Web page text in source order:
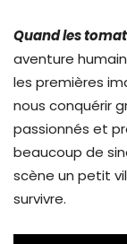
Quand les
aventure
les premières
nous conquérir
passionnés et
beaucoup de
scène un petit
survivre.